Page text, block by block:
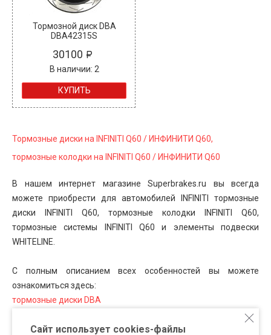
Тормозной диск DBA
DBA42315S
30100
В наличии: 2
КУПИТЬ
Тормозные диски на INFINITI Q60 / ИНФИНИТИ Q60,
тормозные колодки на INFINITI Q60 / ИНФИНИТИ Q60
В нашем интернет магазине Superbrakes.ru вы всегда
можете приобрести для автомобилей
INFINITI
тормозные
диски
INFINITI Q60, тормозные колодки INFINITI Q60,
тормозные системы INFINITI Q60 и элементы подвески
WHITELINE.
С полным описанием всех особенностей вы можете
ознакомиться здесь:
тормозные диски DBA
тормозные колодки HAWK Performance
Сайт использует cookies-файлы